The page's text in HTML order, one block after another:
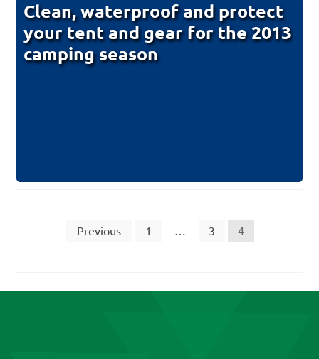
Clean, waterproof and protect
your tent and gear for the 2013
camping season
Previous 1 … 3 4